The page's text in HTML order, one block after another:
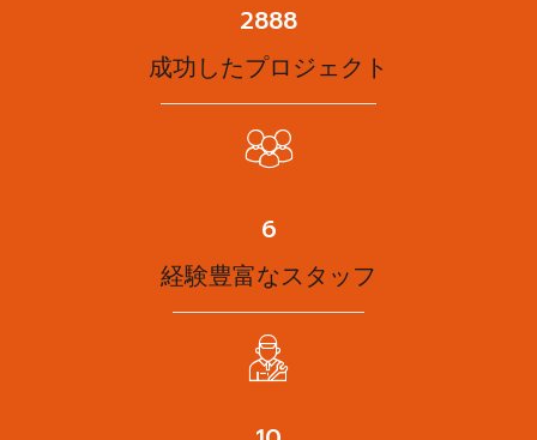
3825
成功したプロジェクト
8
経験豊富なスタッフ